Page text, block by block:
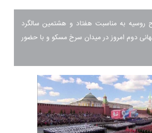
روسیه به مناسبت هفتاد و هشتمین سالگرد
دوم امروز در میدان سرخ مسکو و با حضور